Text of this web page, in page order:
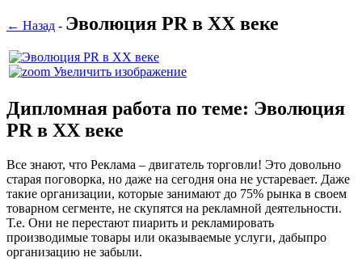
← Назад - Эволюция PR в XX веке
Увеличить изображение
Дипломная работа по теме: Эволюция
PR в XX веке
Все знают, что Реклама – двигатель торговли! Это довольно
старая поговорка, но даже на сегодня она не устаревает. Даже
такие организации, которые занимают до 75% рынка в своем
товарном сегменте, не скупятся на рекламной деятельности.
Т.е. Они не перестают пиарить и рекламировать
производимые товары или оказываемые услуги, дабыпро
организацию не забыли.